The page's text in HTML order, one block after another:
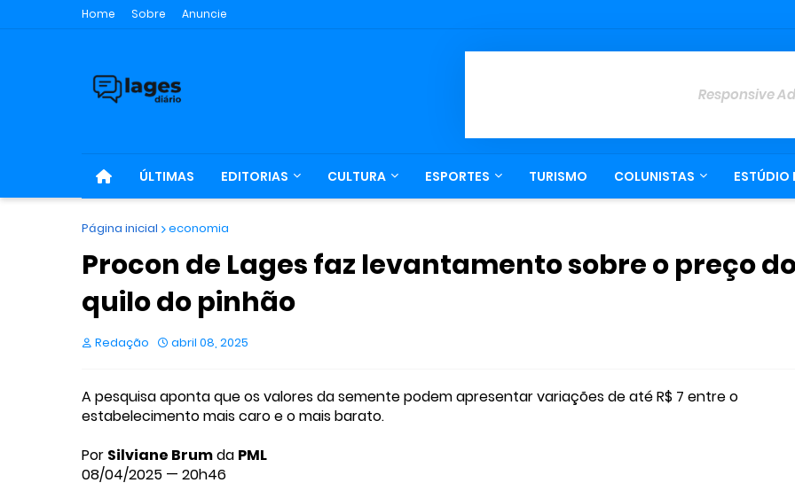
Home Sobre Anuncie
Responsive
ÚLTIMAS EDITORIAS CULTURA ESPORTES TURISMO COLUNISTAS ESTÚDIO
Página inicial economia
Procon de Lages faz levantamento sobre o preço
quilo do pinhão
Redação abril 08, 2025
A pesquisa aponta que os valores da semente podem apresentar variações de até R$ 7 entre o
estabelecimento mais caro e o mais barato.
Por Silviane Brumda PML
08/04/2025 — 20h46